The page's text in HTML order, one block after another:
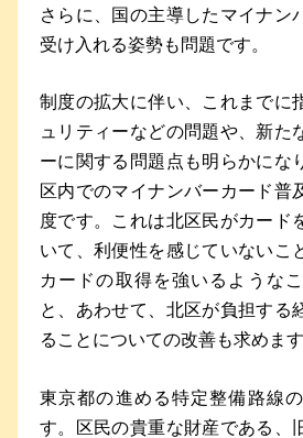
さらに、国の主導したマイナン
受け入れる姿勢も問題です。
制度の拡大に伴い、これまでに
ュリティーなどの問題や、新た
ーに関する問題点も明らかにな
区内でのマイナンバーカード普
度です。これは北区民がカード
いて、利便性を感じていないこ
カードの取得を強いるような
と、あわせて、北区が負担する
ることについての改善も求めます
東京都の進める特定整備路線
す。区民の貴重な財産である、